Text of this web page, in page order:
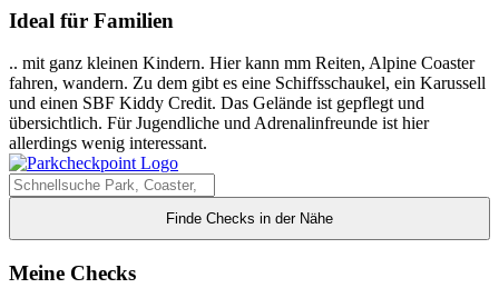
Ideal für Familien
.. mit ganz kleinen Kindern. Hier kann mm Reiten, Alpine Coaster
fahren, wandern. Zu dem gibt es eine Schiffsschaukel, ein Karussell
und einen SBF Kiddy Credit. Das Gelände ist gepflegt und
übersichtlich. Für Jugendliche und Adrenalinfreunde ist hier
allerdings wenig interessant.
Finde Checks in der Nähe
Meine Checks